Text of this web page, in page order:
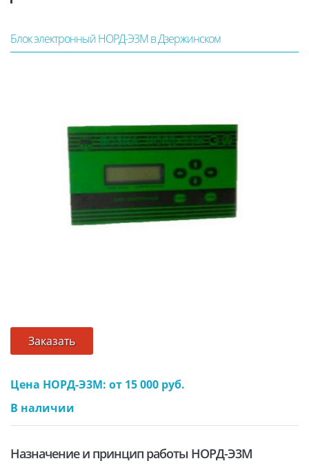
Блок электронный НОРД-Э3М в Дзержинском
Заказать
Цена НОРД-Э3М: от 15 000 руб.
В наличии
Назначение и принцип работы НОРД-Э3М